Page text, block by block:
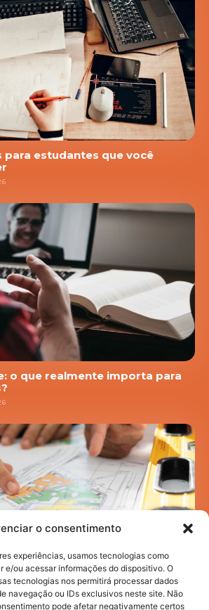
o consentimento
experiências, usamos tecnologias como
e/ou acessar informações do dispositivo. O
tecnologias nos permitirá processar dados
navegação ou IDs exclusivos neste site. Não
pode afetar negativamente certos
para estudantes que você
o que realmente importa para
como a infraestrutura